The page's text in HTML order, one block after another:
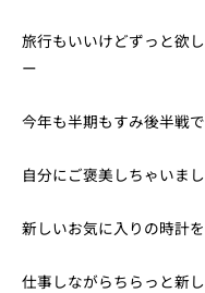
旅行もいいけどずっと欲
ー
今年も半期もすみ後半戦
自分にご褒美しちゃいま
新しいお気に入りの時計
仕事しながらちらっと新